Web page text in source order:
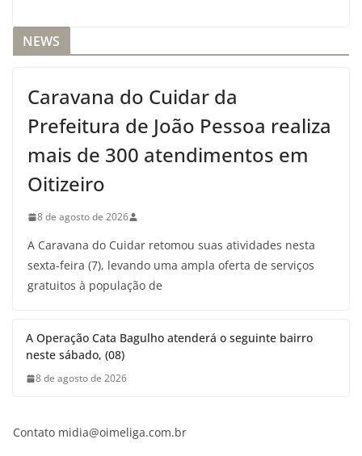
NEWS
Caravana do Cuidar da
Prefeitura de João Pessoa realiza
mais de 300 atendimentos em
Oitizeiro
8 de agosto de 2026
A Caravana do Cuidar retomou suas atividades nesta
sexta-feira (7), levando uma ampla oferta de serviços
gratuitos à população de
A Operação Cata Bagulho atenderá o seguinte bairro
neste sábado, (08)
8 de agosto de 2026
Contato midia@oimeliga.com.br